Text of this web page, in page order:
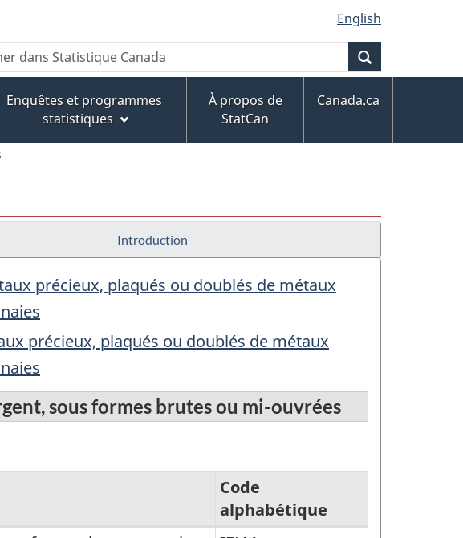
English
Enquêtes et programmes
statistiques
À propos de
StatCan
Canada.ca
Introduction
précieux, plaqués ou doublés de métaux
précieux, plaqués ou doublés de métaux
sous formes brutes ou mi-ouvrées
Code
alphabétique